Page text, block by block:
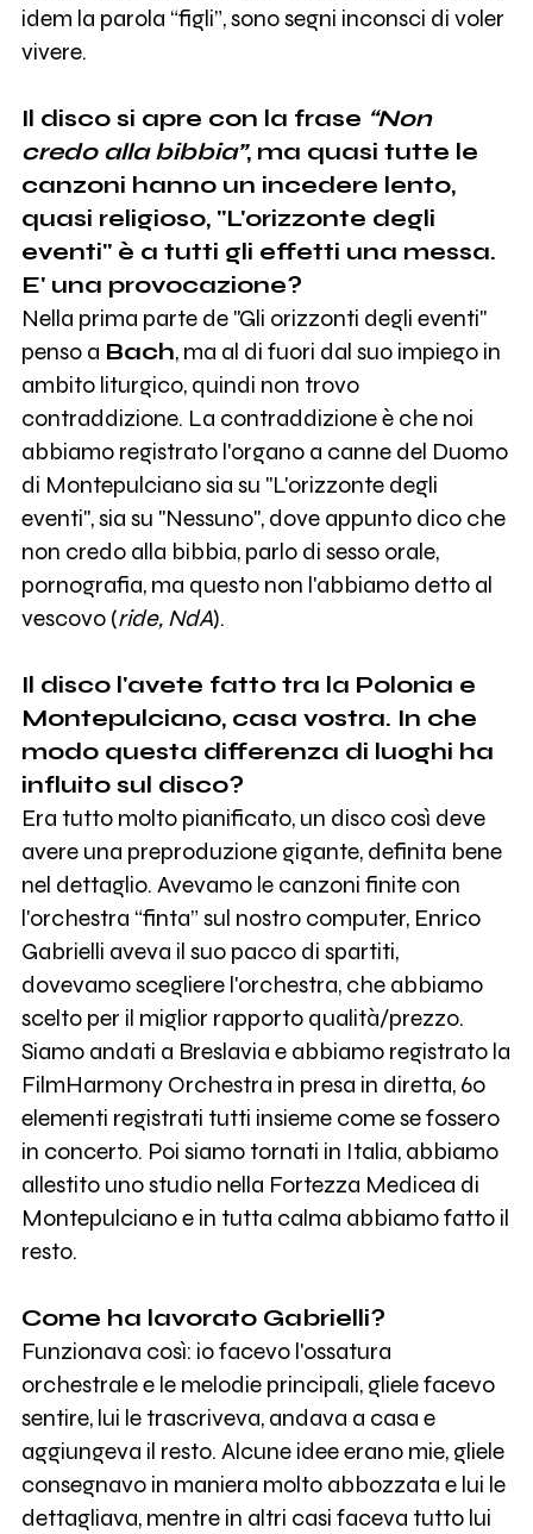
idem la parola “figli”, sono segni inconsci di voler
vivere.
Il disco si apre con la frase “Non
credo alla bibbia”, ma quasi tutte le
canzoni hanno un incedere lento,
quasi religioso, "L'orizzonte degli
eventi" è a tutti gli effetti una messa.
E' una provocazione?
Nella prima parte de "Gli orizzonti degli eventi"
penso a Bach, ma al di fuori dal suo impiego in
ambito liturgico, quindi non trovo
contraddizione. La contraddizione è che noi
abbiamo registrato l'organo a canne del Duomo
di Montepulciano sia su "L'orizzonte degli
eventi", sia su "Nessuno", dove appunto dico che
non credo alla bibbia, parlo di sesso orale,
pornografia, ma questo non l'abbiamo detto al
vescovo (ride, NdA).
Il disco l'avete fatto tra la Polonia e
Montepulciano, casa vostra. In che
modo questa differenza di luoghi ha
influito sul disco?
Era tutto molto pianificato, un disco così deve
avere una preproduzione gigante, definita bene
nel dettaglio. Avevamo le canzoni finite con
l'orchestra “finta” sul nostro computer, Enrico
Gabrielli aveva il suo pacco di spartiti,
dovevamo scegliere l'orchestra, che abbiamo
scelto per il miglior rapporto qualità/prezzo.
Siamo andati a Breslavia e abbiamo registrato la
FilmHarmony Orchestra in presa in diretta, 60
elementi registrati tutti insieme come se fossero
in concerto. Poi siamo tornati in Italia, abbiamo
allestito uno studio nella Fortezza Medicea di
Montepulciano e in tutta calma abbiamo fatto il
resto.
Come ha lavorato Gabrielli?
Funzionava così: io facevo l'ossatura
orchestrale e le melodie principali, gliele facevo
sentire, lui le trascriveva, andava a casa e
aggiungeva il resto. Alcune idee erano mie, gliele
consegnavo in maniera molto abbozzata e lui le
dettagliava, mentre in altri casi faceva tutto lui